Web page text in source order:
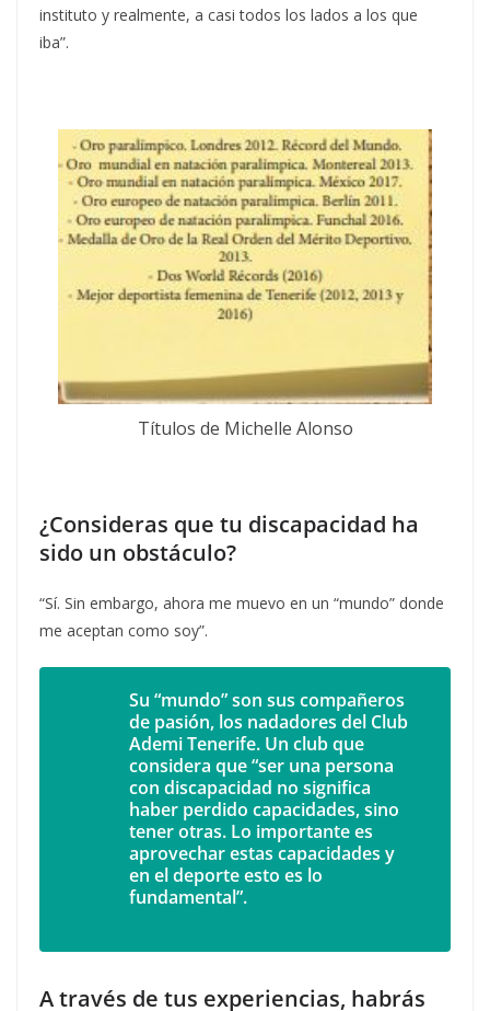
instituto y realmente, a casi todos los lados a los que
iba”.
Títulos de Michelle Alonso
¿Consideras que tu discapacidad ha
sido un obstáculo?
“Sí. Sin embargo, ahora me muevo en un “mundo” donde
me aceptan como soy”.
Su “mundo” son sus compañeros
de pasión, los nadadores del Club
Ademi Tenerife. Un club que
considera que “ser una persona
con discapacidad no significa
haber perdido capacidades, sino
tener otras. Lo importante es
aprovechar estas capacidades y
en el deporte esto es lo
fundamental”.
A través de tus experiencias, habrás